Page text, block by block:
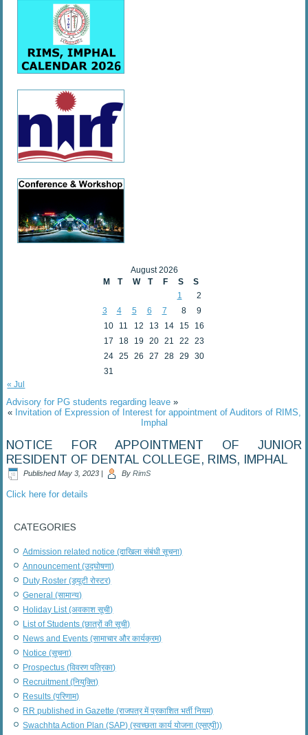
August 2026
M
T W T F S
S
1
2
3
4 5 6 7 8
9
10
11 12 13 14 15
16
17
18 19 20 21 22
23
24 25 26 27 28 29
30
31
« Jul
Advisory for PG students regarding leave »
« Invitation of Expression of Interest for appointment of Auditors of RIMS,
Imphal
NOTICE FOR APPOINTMENT OF JUNIOR
RESIDENT OF DENTAL COLLEGE, RIMS, IMPHAL
Published May 3, 2023 | By RimS
Click here for details
CATEGORIES
Admission related notice (दाखिला संबंधी सूचना)
Announcement (उद्घोषणा)
Duty Roster (ड्यूटी रोस्टर)
General (सामान्य)
Holiday List (अवकाश सूची)
List of Students (छात्रों की सूची)
News and Events (सामाचार और कार्यक्रम)
Notice (सूचना)
Prospectus (विवरण पत्रिका)
Recruitment (नियुक्ति)
Results (परिणाम)
RR published in Gazette (राजपत्र में प्रकाशित भर्ती नियम)
Swachhta Action Plan (SAP) (स्वच्छता कार्य योजना (एसएपी))